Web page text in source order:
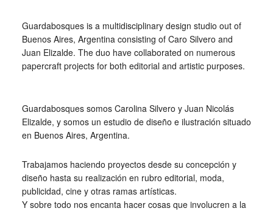
Guardabosques is a multidisciplinary design studio out of
Buenos Aires, Argentina consisting of Caro Silvero and
Juan Elizalde. The duo have collaborated on numerous
papercraft projects for both editorial and artistic purposes.
Guardabosques somos Carolina Silvero y Juan Nicolás
Elizalde, y somos un estudio de diseño e ilustración situado
en Buenos Aires, Argentina.
Trabajamos haciendo proyectos desde su concepción y
diseño hasta su realización en rubro editorial, moda,
publicidad, cine y otras ramas artísticas.
Y sobre todo nos encanta hacer cosas que involucren a la